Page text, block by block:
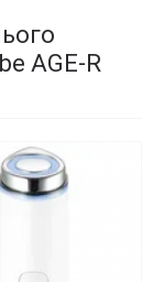
AGE-R